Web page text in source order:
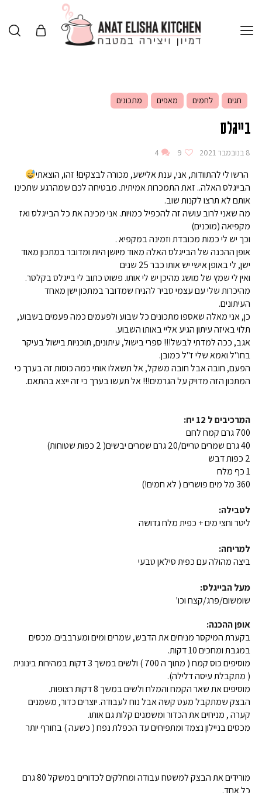
חגים לחמים מאפים מתכונים
בייגלס
8 בנובמבר 2021 9
4
הרשו לי להתוודות, אני, ענת אלישע, מכורה לבצקים! זהו, הוצאתי
הבייגלס האלה.. זאת התמכרות אמיתית. מבטיחה לכם שמהרגע שתכינו
אותם לא תרצו לקנות שוב.
מה שאני לרוב עושה זה להכפיל כמויות. אני מכינה את כל הבייגלס ואז
מקפיאה (מוכנים)
וכך יש לי כמות מכובדת וזמינה במקפיא .
אופן ההכנה של הבייגלס האלה מאוד מיושן היות ומדובר במתכון מאוד
ישן, לי באופן אישי יש אותו כבר 25 שנים
ואין לי שמץ של מושג מהיכן יש לי אותו. פשוט כתוב לי בייגלס בקלסר.
מהיכרות שלי עם עצמי סביר להניח שמדובר במתכון ישן מאחד
העיתונים.
כן, אני מאלה שאספו מתכונים כל שבוע ולפעמים כמה פעמים בשבוע,
תלוי באיזה עיתון הגיע אליי באותו השבוע.
אגב, ככה למדתי לבשל!!! ספרי בישול, עיתונים, תוכניות בישול בעיקר
בחו"ל ואמא שלי ז"ל כמובן.
הפעם, חובה אבל חובה משקל, אל תשאלו אותי כמה כוסות זה בערך כי
המתכון הזה מדויק על הגרמים!!! אל תעשו בערך כי זה ייצא בהתאם.
המרכיבים ל 12 יח:
700 גרם קמח לחם
40 גרם שמרים טריים/20 גרם שמרים יבשים( 2 כפות שטוחות)
2 כפות דבש
1 כף מלח
360 מל מים פושרים ( לא חמים!)
לטבילה:
ליטר וחצי מים + כפית מלח גדושה
למריחה:
ביצה מהולה עם כפית סילאן טבעי
מעל הבייגלס:
שומשום/פרג/קצח וכו'
אופן ההכנה:
בקערת המיקסר מניחים את הדבש, שמרים ומים ומערבבים. מכסים
במגבת ומחכים 10 דקות.
מוסיפים כוס קמח ( מתוך ה 700 ) ולשים במשך 3 דקות במהירות בינונית
( מתקבלת עיסה דלילה).
מוסיפים את שאר הקמח והמלח ולשים במשך 8 דקות רצופות.
הבצק שמתקבל מעט קשה אבל נוח לעבודה. יוצרים כדור, משמנים
קערה , מניחים את הכדור ומשמנים קלות גם אותו.
מכסים בניילון נצמד ומתפיחים עד הכפלת נפח ( כשעה ) בחורף יותר
מורידים את הבצק למשטח עבודה ומחלקים לכדורים במשקל 80 גרם